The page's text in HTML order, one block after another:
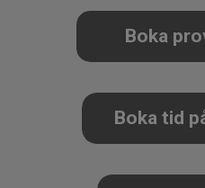
Boka
Boka tid